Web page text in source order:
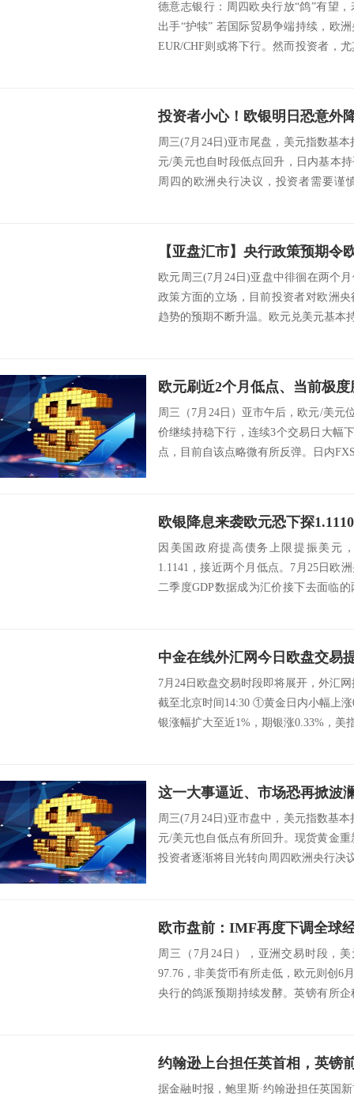
德意志银行：周四欧央行放“鸽”有望
出手“护犊” 若国际贸易争端持续，欧
EUR/CHF则或将下行。然而投资者，
周三(7月24日)亚市尾盘，美元指数基
元/美元也自时段低点回升，日内基本
周四的欧洲央行决议，投资者需要谨
欧元周三(7月24日)亚盘中徘徊在两个
政策方面的立场，目前投资者对欧洲
趋势的预期不断升温。欧元兑美元基本
周三（7月24日）亚市午后，欧元/美元
价继续持稳下行，连续3个交易日大幅
点，目前自该点略微有所反弹。日内
因美国政府提高债务上限提振美元
1.1141，接近两个月低点。7月25日欧
二季度GDP数据成为汇价接下去面临
中金在线外汇网今日欧盘交易
7月24日欧盘交易时段即将展开，外汇
截至北京时间14:30 ①黄金日内小幅上涨
银涨幅扩大至近1%，期银涨0.33%，美
周三(7月24日)亚市盘中，美元指数基
元/美元也自低点有所回升。现货黄金
投资者逐渐将目光转向周四欧洲央行决
周三（7月24日），亚洲交易时段，
97.76，非美货币有所走低，欧元则创6
央行的鸽派预期持续发酵。英镑有所
约翰逊上台担任英首相，英镑
据金融时报，鲍里斯·约翰逊担任英国